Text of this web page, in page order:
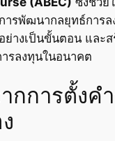
ารพัฒนากลยุทธ์การ
างเป็นขั้นตอน และส
รลงทุนในอนาคต
กการตั้งค